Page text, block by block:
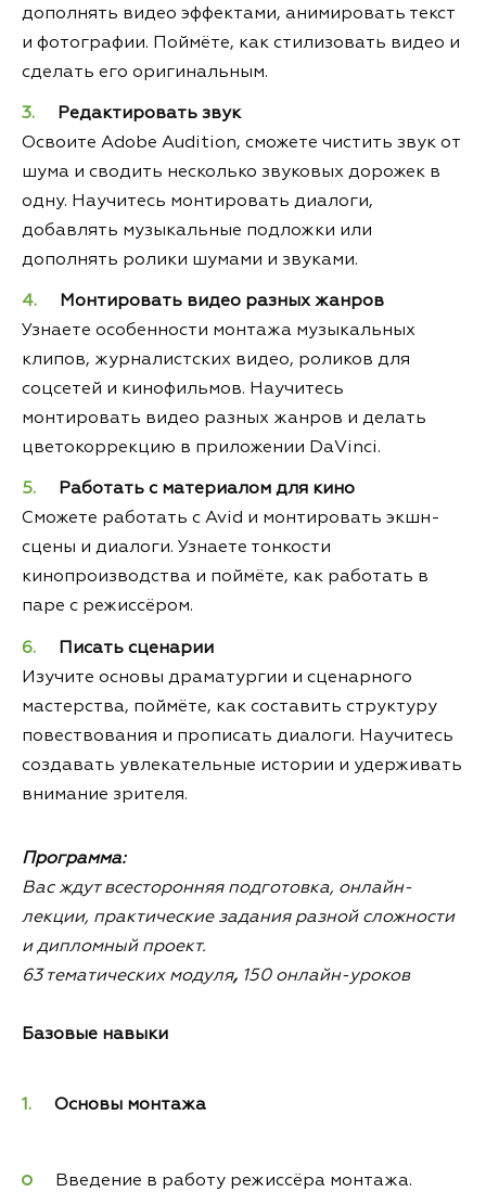
дополнять видео эффектами, анимировать текст
и фотографии. Поймёте, как стилизовать видео и
сделать его оригинальным.
Редактировать звук
Освоите Adobe Audition, сможете чистить звук от
шума и сводить несколько звуковых дорожек в
одну. Научитесь монтировать диалоги,
добавлять музыкальные подложки или
дополнять ролики шумами и звуками.
Монтировать видео разных жанров
Узнаете особенности монтажа музыкальных
клипов, журналистских видео, роликов для
соцсетей и кинофильмов. Научитесь
монтировать видео разных жанров и делать
цветокоррекцию в приложении DaVinci.
Работать с материалом для кино
Сможете работать с Avid и монтировать экшн-
сцены и диалоги. Узнаете тонкости
кинопроизводства и поймёте, как работать в
паре с режиссёром.
Писать сценарии
Изучите основы драматургии и сценарного
мастерства, поймёте, как составить структуру
повествования и прописать диалоги. Научитесь
создавать увлекательные истории и удерживать
внимание зрителя.
Программа:
Вас ждут всесторонняя подготовка, онлайн-
лекции, практические задания разной сложности
и дипломный проект.
63 тематических модуля, 150 онлайн-уроков
Базовые навыки
Основы монтажа
Введение в работу режиссёра монтажа.